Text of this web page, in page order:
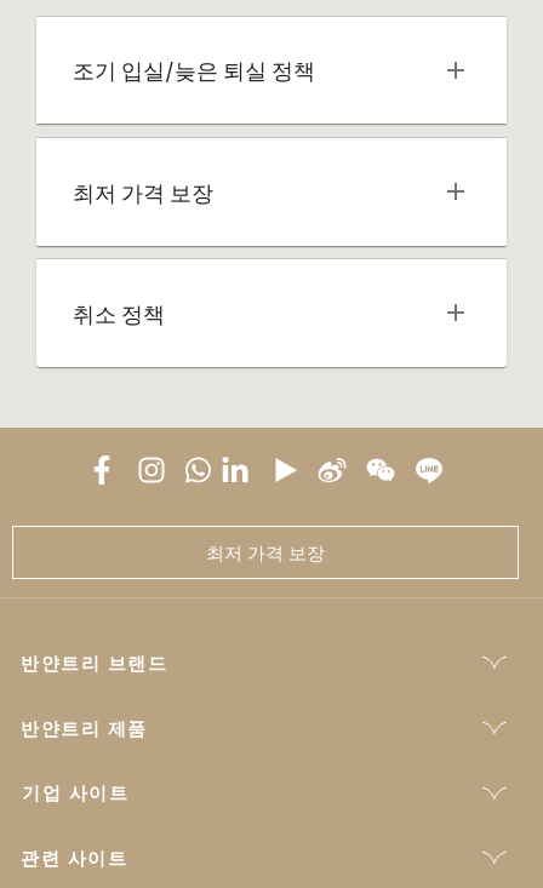
조기 입실/늦은 퇴실 정책
최저 가격 보장
취소 정책
최저 가격 보장
반얀트리 브랜드
반얀트리 제품
기업 사이트
관련 사이트